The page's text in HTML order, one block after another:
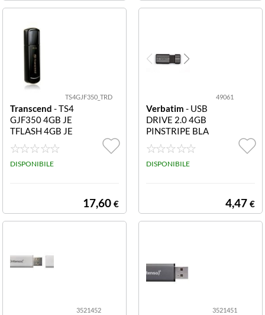
TS4GJF350_TRD
Transcend - TS4
GJF350 4GB JE
TFLASH 4GB JE
TFLASH 350
DISPONIBILE
17,60 €
49061
Verbatim - USB
DRIVE 2.0 4GB
PINSTRIPE BLA
CK
DISPONIBILE
4,47 €
3521452 3521451